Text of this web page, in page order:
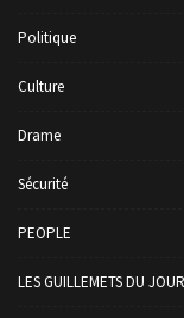
Politique
Culture
Drame
Sécurité
PEOPLE
LES GUILLEMETS DU JOUR